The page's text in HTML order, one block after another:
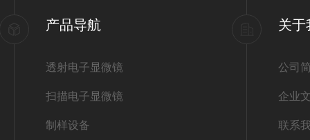
产品导航
透射电子显微镜
扫描电子显微镜
制样设备
关于
公司
企业
联系